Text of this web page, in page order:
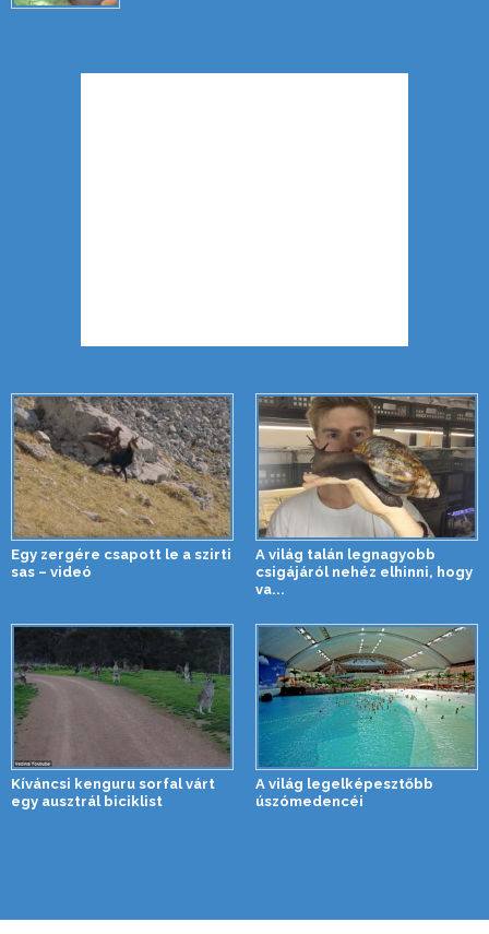
Egy zergére csapott le a szirti
sas – videó
A világ talán legnagyobb
csigájáról nehéz elhinni, hogy
va...
Kíváncsi kenguru sorfal várt
egy ausztrál biciklist
A világ legelképesztőbb
úszómedencéi